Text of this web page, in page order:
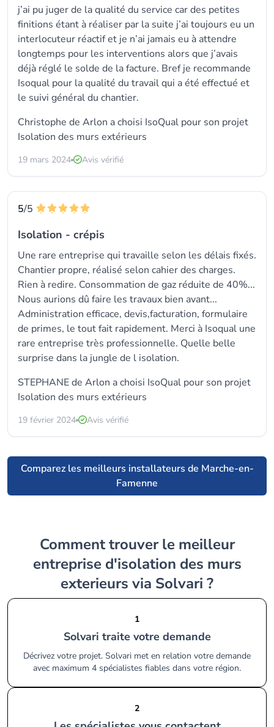
j’ai pu juger de la qualité du service car des petites
finitions étant à réaliser par la suite j’ai toujours eu un
interlocuteur réactif et je n’ai jamais eu à attendre
longtemps pour les interventions alors que j’avais
déjà réglé le solde de la facture. Bref je recommande
Isoqual pour la qualité du travail qui a été effectué et
le suivi général du chantier.
Christophe de Arlon a choisi IsoQual pour son projet
Isolation des murs extérieurs
19 mars 2024 Avis vérifié
5/5
Isolation - crépis
Une rare entreprise qui travaille selon les délais fixés.
Chantier propre, réalisé selon cahier des charges.
Rien à redire. Consommation de gaz réduite de 40%...
Nous aurions dû faire les travaux bien avant...
Administration efficace, devis,facturation, formulaire
de primes, le tout fait rapidement. Merci à Isoqual une
rare entreprise très professionnelle. Quelle belle
surprise dans la jungle de l isolation.
STEPHANE de Arlon a choisi IsoQual pour son projet
Isolation des murs extérieurs
19 février 2024 Avis vérifié
Comparez les meilleurs installateurs de Marche-en-
Famenne
Comment trouver le meilleur
entreprise d'isolation des murs
exterieurs via Solvari ?
1
Solvari traite votre demande
Décrivez votre projet. Solvari met en relation votre demande
avec maximum 4 spécialistes fiables dans votre région.
2